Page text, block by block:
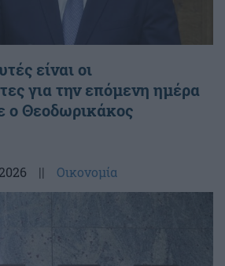
είναι οι
για την επόμενη ημέρα
ο Θεοδωρικάκος
|| Οικονομία